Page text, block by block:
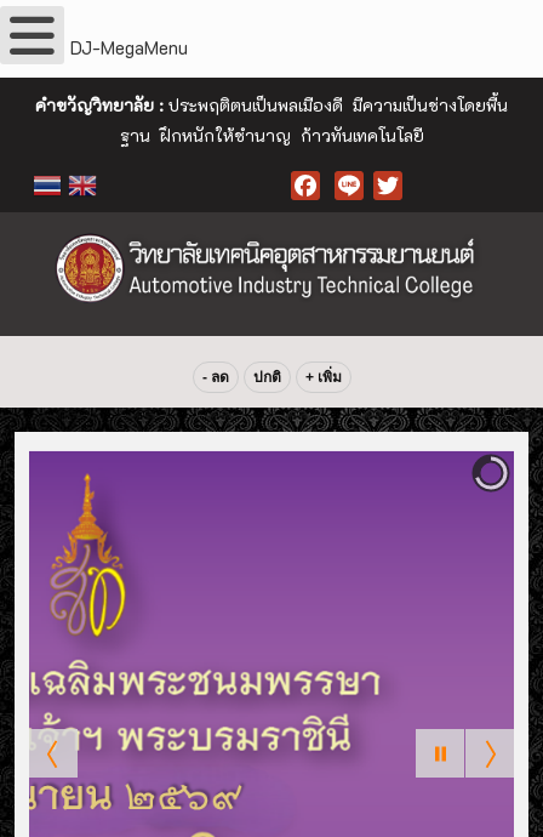
DJ-MegaMenu
คำขวัญวิทยาลัย : ประพฤติตนเป็นพลเมืองดี มีความเป็นช่างโดยพื้น
ฐาน ฝึกหนักให้ชำนาญ ก้าวทันเทคโนโลยี
- ลด ปกติ + เพิ่ม